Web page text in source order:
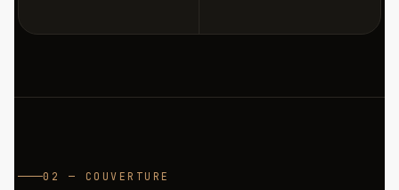
02 — COUVERTURE